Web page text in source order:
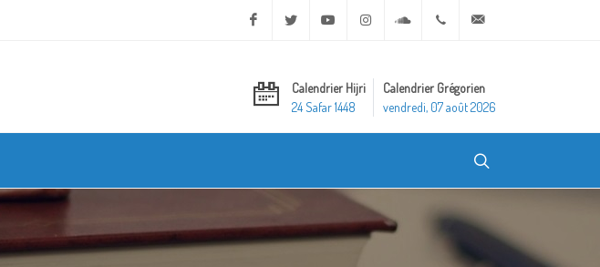
Facebook Twitter Youtube Instagram Soundcloud+20 2 25970400
Calendrier Hijri
24 Safar 1448
Calendrier Grégorien
vendredi, 07 août 2026